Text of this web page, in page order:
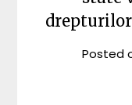
Posted